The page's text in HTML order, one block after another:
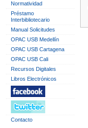
Normatividad
Préstamo
Interbibliotecario
Manual Solicitudes
OPAC USB Medellín
OPAC USB Cartagena
OPAC USB Cali
Recursos Digitales
Libros Electrónicos
Contacto